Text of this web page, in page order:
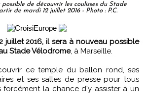
de découvrir les coulisses du Stade
de mardi 12 juillet 2016 - Photo : P.C.
juillet 2016, il sera à nouveau possible
Stade Vélodrome, à Marseille.
ce temple du ballon rond, ses
et ses salles de presse pour tous
la chance d'y assister à un